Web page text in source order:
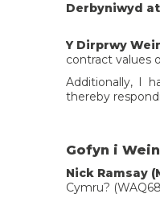
Derbyniwyd
Y Dirprwy
contract values
Additionally, I
thereby
Gofyn i
Nick Ramsay
Cymru?